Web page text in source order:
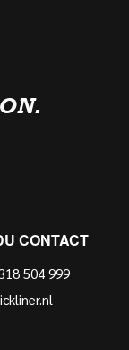
CONTACT
504 999